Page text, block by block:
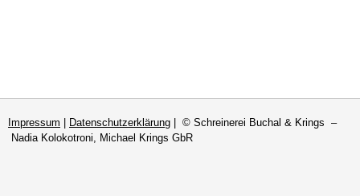
Impressum Datenschutzerklärung | © Schreinerei Buchal & Krings –
Nadia Kolokotroni, Michael Krings GbR